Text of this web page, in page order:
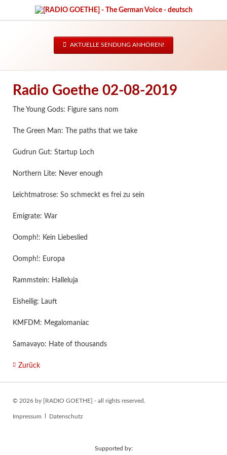
AKTUELLE SENDUNG ANHÖREN!
Radio Goethe 02-08-2019
The Young Gods: Figure sans nom
The Green Man: The paths that we take
Gudrun Gut: Startup Loch
Northern Lite: Never enough
Leichtmatrose: So schmeckt es frei zu sein
Emigrate: War
Oomph!: Kein Liebeslied
Oomph!: Europa
Rammstein: Halleluja
Eisheilig: Lauft
KMFDM: Megalomaniac
Samavayo: Hate of thousands
Zurück
© 2026 by [RADIO GOETHE] - all rights reserved.
Navigation
Impressum Datenschutz
Supported by: